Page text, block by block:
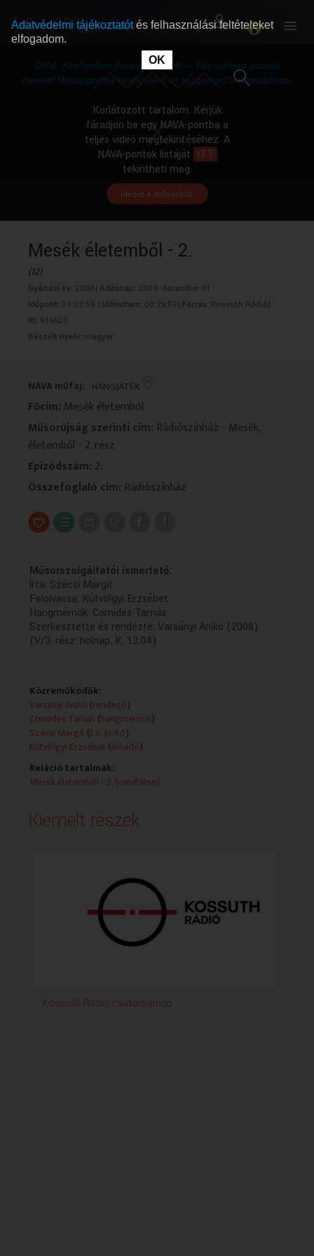
RÓLUNK
RÓLUNK
DRM: KeySystem Access Denied! -- Key system access
denied! Unsupported keySystem or supportedConfigurations.
Korlátozott tartalom. Kérjük
fáradjon be egy NAVA-pontba a
teljes videó megtekintéséhez. A
NAVA-pontok listáját ITT
tekintheti meg.
Idézet a műsorból.
Mesék életemből - 2.
(12)
Gyártási év: 2008| Adásnap: 2009. december 01.
Időpont: 13:03:58 | Időtartam: 00:26:07| Forrás: Kossuth Rádió|
ID: 916620
Beszélt nyelv: magyar
NAVA műfaj: HANGJÁTÉK
Főcím: Mesék életemből
Műsorújság szerinti cím: Rádiószínház - Mesék,
életemből - 2. rész
Epizódszám: 2.
Összefoglaló cím: Rádiószínház
Műsorszolgáltatói ismertető:
Írta: Szécsi Margit
Felolvassa: Kútvölgyi Erzsébet
Hangmérnök: Cornides Tamás
Szerkesztette és rendezte: Varsányi Anikó (2008)
(V/3. rész: holnap, K. 13.04)
Közreműködők:
Varsányi Anikó (rendező)
Cornides Tamás (hangmérnök)
Szécsi Margit (író, költő)
Kútvölgyi Erzsébet (előadó)
Reláció tartalmak:
Mesék életemből - 2. (ismétlése)
Kiemelt részek
Kossuth Rádió csatornalogó
Adatvédelmi tájékoztatótés felhasználási feltételeket
elfogadom.
OK